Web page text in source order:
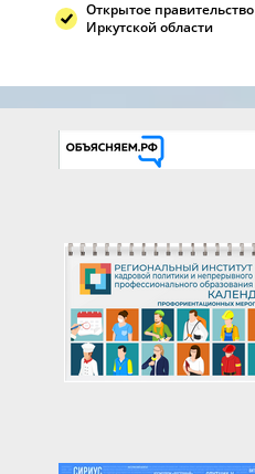
Открытое правительство
Иркутской области